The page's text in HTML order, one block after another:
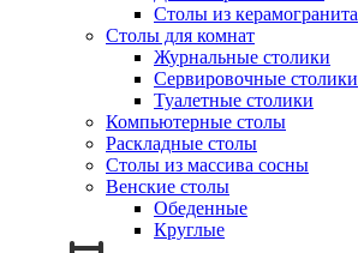
Столы из керамогранита
Столы для комнат
Журнальные столики
Сервировочные столики
Туалетные столики
Компьютерные столы
Раскладные столы
Столы из массива сосны
Венские столы
Обеденные
Круглые